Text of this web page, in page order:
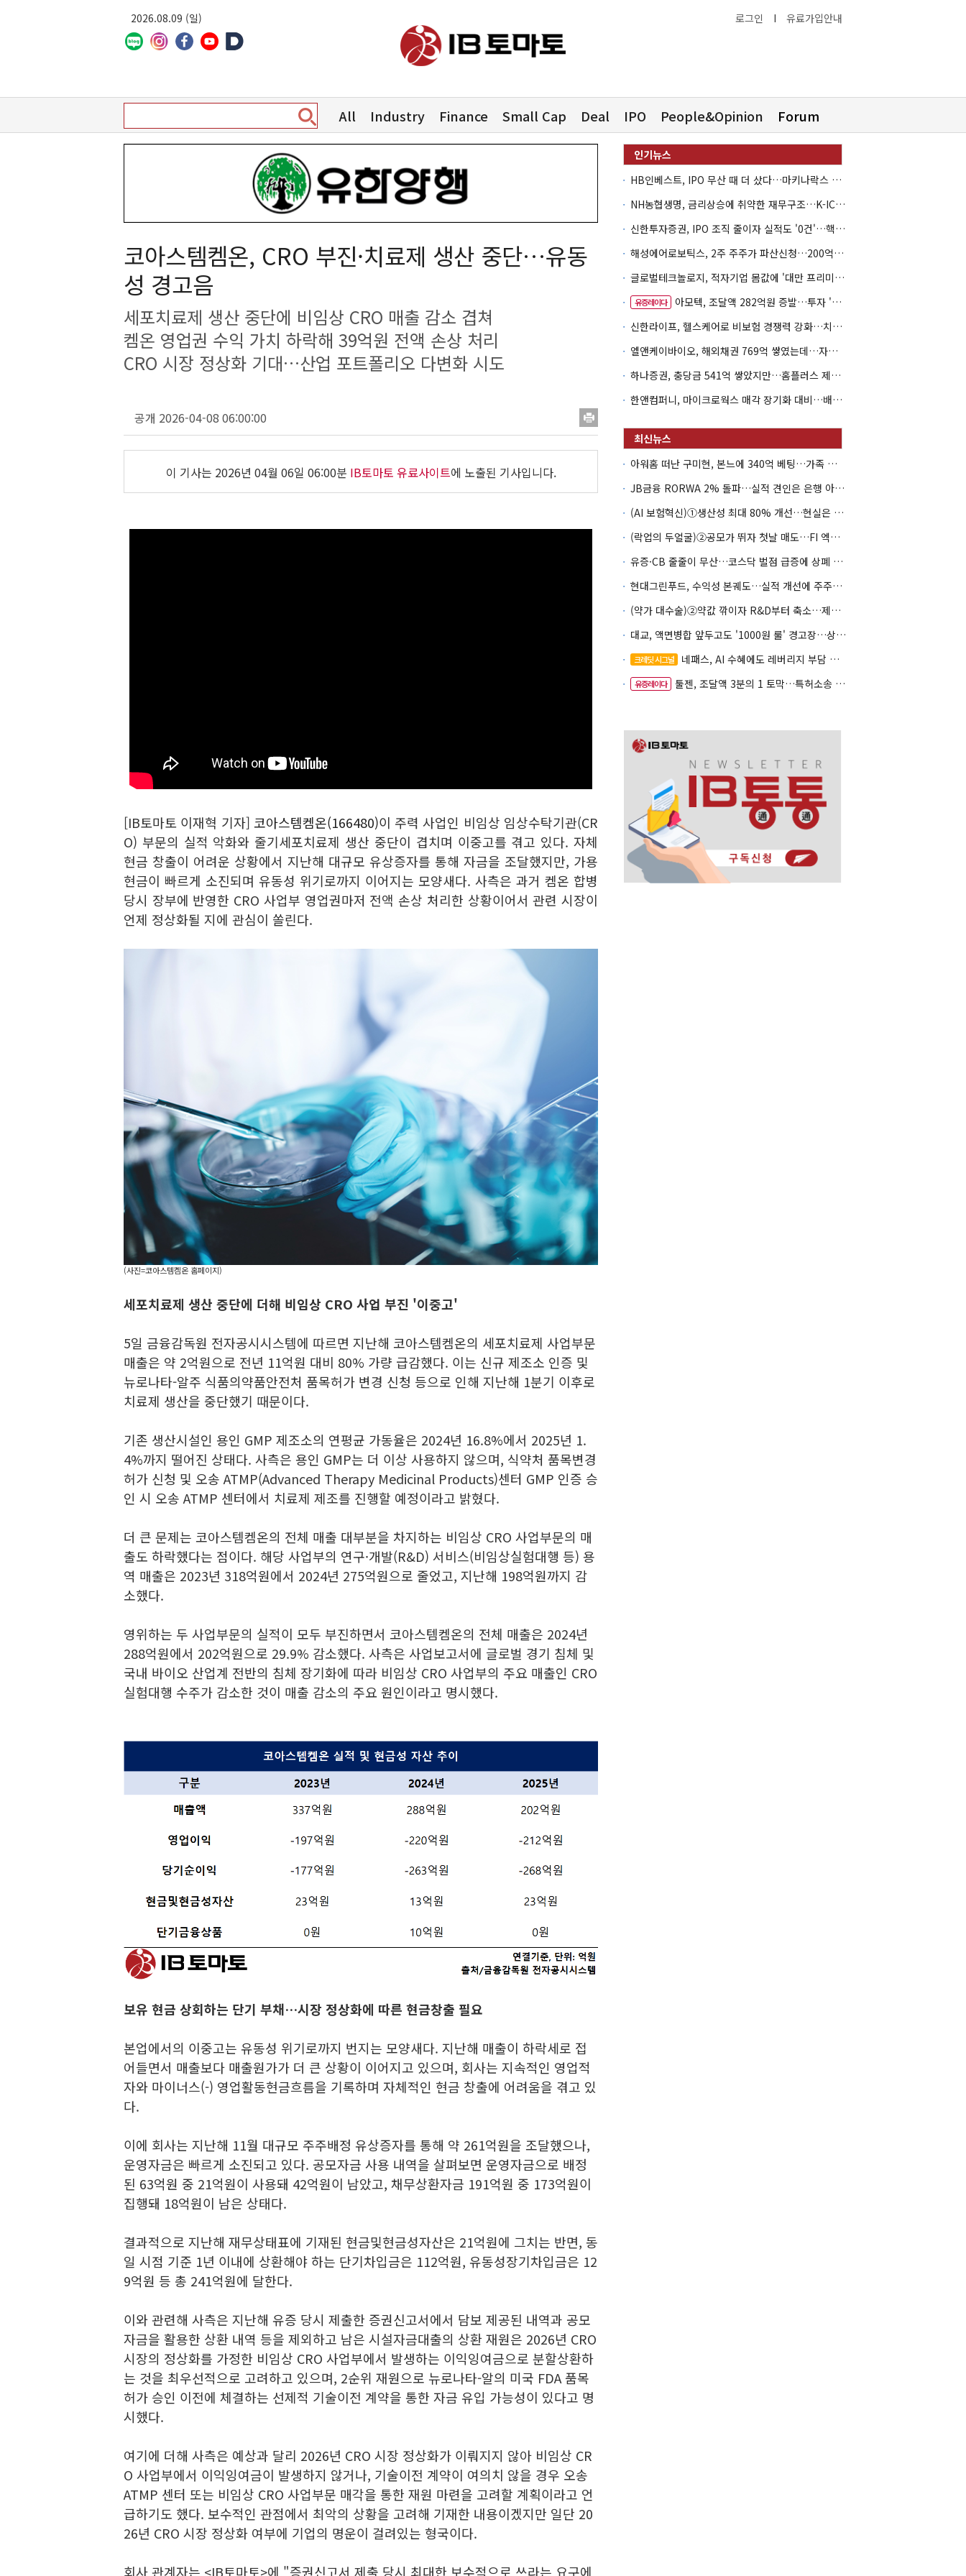
2026.08.09 (일) 로그인 I 유료가입안내
All Industry Finance Small Cap Deal IPO People&Opinion Forum
코아스템켐온, CRO 부진·치료제 생산 중단…유동
성 경고음
세포치료제 생산 중단에 비임상 CRO 매출 감소 겹쳐
켐온 영업권 수익 가치 하락해 39억원 전액 손상 처리
CRO 시장 정상화 기대…산업 포트폴리오 다변화 시도
공개 2026-04-08 06:00:00
이 기사는 2026년 04월 06일 06:00분 IB토마토 유료사이트에 노출된 기사입니다.
[IB토마토 이재혁 기자] 코아스템켐온(166480)이 주력 사업인 비임상 임상수탁기관(CR
O) 부문의 실적 악화와 줄기세포치료제 생산 중단이 겹치며 이중고를 겪고 있다. 자체
현금 창출이 어려운 상황에서 지난해 대규모 유상증자를 통해 자금을 조달했지만, 가용
현금이 빠르게 소진되며 유동성 위기로까지 이어지는 모양새다. 사측은 과거 켐온 합병
당시 장부에 반영한 CRO 사업부 영업권마저 전액 손상 처리한 상황이어서 관련 시장이
언제 정상화될 지에 관심이 쏠린다.
(사진=코아스템켐온 홈페이지)
세포치료제 생산 중단에 더해 비임상 CRO 사업 부진 '이중고'
5일 금융감독원 전자공시시스템에 따르면 지난해 코아스템켐온의 세포치료제 사업부문
매출은 약 2억원으로 전년 11억원 대비 80% 가량 급감했다. 이는 신규 제조소 인증 및
뉴로나타-알주 식품의약품안전처 품목허가 변경 신청 등으로 인해 지난해 1분기 이후로
치료제 생산을 중단했기 때문이다.
기존 생산시설인 용인 GMP 제조소의 연평균 가동율은 2024년 16.8%에서 2025년 1.
4%까지 떨어진 상태다. 사측은 용인 GMP는 더 이상 사용하지 않으며, 식약처 품목변경
허가 신청 및 오송 ATMP(Advanced Therapy Medicinal Products)센터 GMP 인증 승
인 시 오송 ATMP 센터에서 치료제 제조를 진행할 예정이라고 밝혔다.
더 큰 문제는 코아스템켐온의 전체 매출 대부분을 차지하는 비임상 CRO 사업부문의 매
출도 하락했다는 점이다. 해당 사업부의 연구·개발(R&D) 서비스(비임상실험대행 등) 용
역 매출은 2023년 318억원에서 2024년 275억원으로 줄었고, 지난해 198억원까지 감
소했다.
영위하는 두 사업부문의 실적이 모두 부진하면서 코아스템켐온의 전체 매출은 2024년
288억원에서 202억원으로 29.9% 감소했다. 사측은 사업보고서에 글로벌 경기 침체 및
국내 바이오 산업계 전반의 침체 장기화에 따라 비임상 CRO 사업부의 주요 매출인 CRO
실험대행 수주가 감소한 것이 매출 감소의 주요 원인이라고 명시했다.
보유 현금 상회하는 단기 부채…시장 정상화에 따른 현금창출 필요
본업에서의 이중고는 유동성 위기로까지 번지는 모양새다. 지난해 매출이 하락세로 접
어들면서 매출보다 매출원가가 더 큰 상황이 이어지고 있으며, 회사는 지속적인 영업적
자와 마이너스(-) 영업활동현금흐름을 기록하며 자체적인 현금 창출에 어려움을 겪고 있
다.
이에 회사는 지난해 11월 대규모 주주배정 유상증자를 통해 약 261억원을 조달했으나,
운영자금은 빠르게 소진되고 있다. 공모자금 사용 내역을 살펴보면 운영자금으로 배정
된 63억원 중 21억원이 사용돼 42억원이 남았고, 채무상환자금 191억원 중 173억원이
집행돼 18억원이 남은 상태다.
결과적으로 지난해 재무상태표에 기재된 현금및현금성자산은 21억원에 그치는 반면, 동
일 시점 기준 1년 이내에 상환해야 하는 단기차입금은 112억원, 유동성장기차입금은 12
9억원 등 총 241억원에 달한다.
이와 관련해 사측은 지난해 유증 당시 제출한 증권신고서에서 담보 제공된 내역과 공모
자금을 활용한 상환 내역 등을 제외하고 남은 시설자금대출의 상환 재원은 2026년 CRO
시장의 정상화를 가정한 비임상 CRO 사업부에서 발생하는 이익잉여금으로 분할상환하
는 것을 최우선적으로 고려하고 있으며, 2순위 재원으로 뉴로나타-알의 미국 FDA 품목
허가 승인 이전에 체결하는 선제적 기술이전 계약을 통한 자금 유입 가능성이 있다고 명
시했다.
여기에 더해 사측은 예상과 달리 2026년 CRO 시장 정상화가 이뤄지지 않아 비임상 CR
O 사업부에서 이익잉여금이 발생하지 않거나, 기술이전 계약이 여의치 않을 경우 오송
ATMP 센터 또는 비임상 CRO 사업부문 매각을 통한 재원 마련을 고려할 계획이라고 언
급하기도 했다. 보수적인 관점에서 최악의 상황을 고려해 기재한 내용이겠지만 일단 20
26년 CRO 시장 정상화 여부에 기업의 명운이 걸려있는 형국이다.
회사 관계자는 <IB토마토>에 "증권신고서 제출 당시 최대한 보수적으로 쓰라는 요구에
HB인베스트, IPO 무산 때 더 샀다…마키나락스 투자 2.7배 회수
NH농협생명, 금리상승에 취약한 재무구조…K-ICS 변동성 '주의보'
신한투자증권, IPO 조직 줄이자 실적도 '0건'…핵심 인력까지 이탈
해성에어로보틱스, 2주 주주가 파산신청…200억 CB 분쟁 확산
글로벌테크놀로지, 적자기업 몸값에 '대만 프리미엄'…공모가 논란
유증레이다
아모텍, 조달액 282억원 증발…투자 '속도 조절' 불가피
신한라이프, 헬스케어로 비보험 경쟁력 강화…치매·간병 공략
엘앤케이바이오, 해외채권 769억 쌓였는데…자회사 4곳 자본잠식
하나증권, 충당금 541억 쌓았지만…홈플러스 제재는 추가 비용 불씨
한앤컴퍼니, 마이크로웍스 매각 장기화 대비…배당 회수판 깔았다
아워홈 떠난 구미현, 본느에 340억 베팅…가족 지배체제 구축
JB금융 RORWA 2% 돌파…실적 견인은 은행 아닌 캐피탈
(AI 보험혁신)①생산성 최대 80% 개선…현실은 '실행 격차'
(락업의 두얼굴)②공모가 뛰자 첫날 매도…FI 엑시트 전략 갈렸다
유증·CB 줄줄이 무산…코스닥 벌점 급증에 상폐 압박
현대그린푸드, 수익성 본궤도…실적 개선에 주주환원까지
(약가 대수술)②약값 깎이자 R&D부터 축소…제약업계 비상경영 돌입
대교, 액면병합 앞두고도 '1000원 룰' 경고장…상장유지 시험대
크레딧 시그널 네패스, AI 수혜에도 레버리지 부담 여전
유증레이다 툴젠, 조달액 3분의 1 토막…특허소송 비용부터 챙긴다